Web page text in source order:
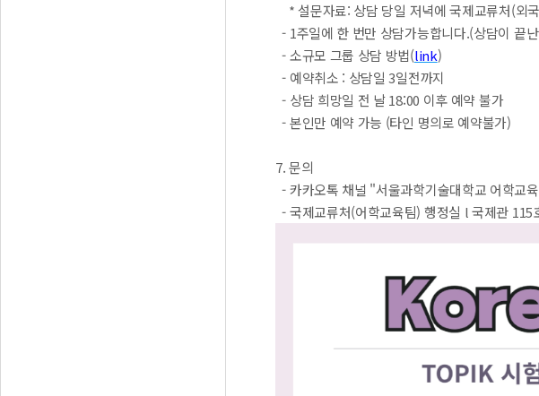
* 설문자료: 상담 당일 저녁에 국제교류처(외
- 1주일에 한 번만 상담가능합니다.(상담이 끝
- 소규모 그룹 상담 방법(link)
- 예약취소 : 상담일 3일전까지
- 상담 희망일 전 날 18:00 이후 예약 불가
- 본인만 예약 가능 (타인 명의로 예약불가)
7. 문의
- 카카오톡 채널 "서울과학기술대학교 어학교
- 국제교류처(어학교육팀) 행정실 l 국제관